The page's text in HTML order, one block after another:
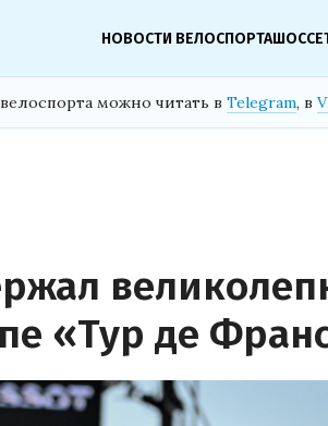
НОВОСТИ ВЕЛОСПОРТАШОССЕ
можно читать в Telegram, в
«Тур де